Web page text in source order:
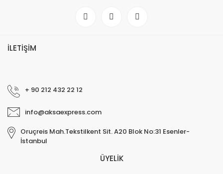
İLETİŞİM
+ 90 212 432 22 12
info@aksaexpress.com
Oruçreis Mah.Tekstilkent Sit. A20 Blok No:31 Esenler-
İstanbul
ÜYELİK